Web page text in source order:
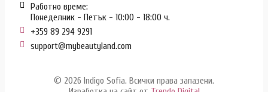
Работно време:
Понеделник - Петък - 10:00 - 18:00 ч.
+359 89 294 9291
support@mybeautyland.com
© 2026 Indigo Sofia. Всички права запазени.